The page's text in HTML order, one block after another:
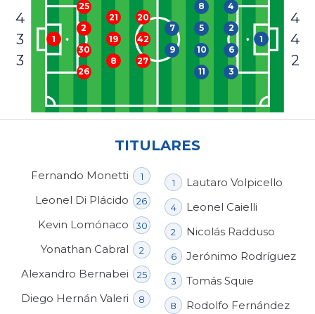
TITULARES
Fernando Monetti 1
Leonel Di Plácido 26
Kevin Lomónaco 30
Yonathan Cabral 2
Alexandro Bernabei 25
Diego Hernán Valeri 8
1 Lautaro Volpicello
4 Leonel Caielli
2 Nicolás Radduso
6 Jerónimo Rodríguez
3 Tomás Squie
8 Rodolfo Fernández
4
3
3
1
26
30
2
25
8
19
21
27
42
20
4
4
2
1
4
2
6
3
8
5
10
11
7
9